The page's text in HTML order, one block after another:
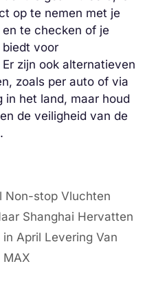
op te nemen met je
te checken of je
biedt voor
zijn ook alternatieven
zoals per auto of via
in het land, maar houd
de veiligheid van de
Non-stop Vluchten
Shanghai Hervatten
April Levering Van
MAX